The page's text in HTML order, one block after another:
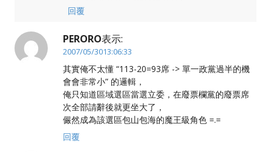
回覆
PERORO表示:
2007/05/3013:06:33
其實俺不太懂 “113-20=93席 -> 單一政黨過半的機
會會非常小” 的邏輯，
俺只知道區域選區當選立委，在廢票欄黨的廢票席
次全部請辭後就更坐大了，
儼然成為該選區包山包海的魔王級角色 =.=
回覆